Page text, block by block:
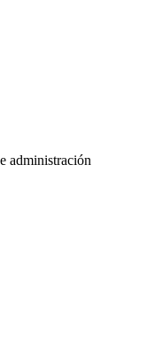
administración